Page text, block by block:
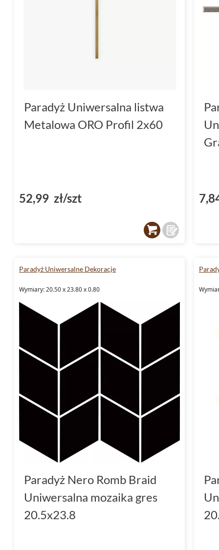
Paradyż Uniwersalna listwa
Metalowa ORO Profil 2x60
52,99 zł/szt
Paradyż Uniwersalne Dekoracje
Wymiary: 20.50 x 23.80 x 0.80
Paradyż Nero Romb Braid
Uniwersalna mozaika gres
20.5x23.8